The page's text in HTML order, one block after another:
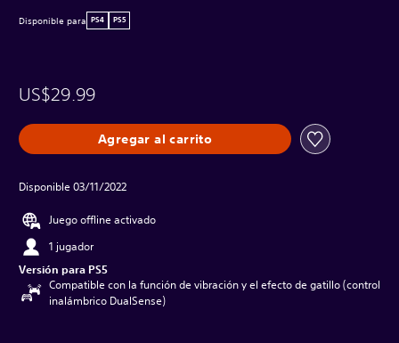
Disponible para PS4 PS5
US$29.99
Agregar al carrito
Disponible 03/11/2022
Juego offline activado
1 jugador
Versión para PS5
Compatible con la función de vibración y el efecto de gatillo (control
inalámbrico DualSense)